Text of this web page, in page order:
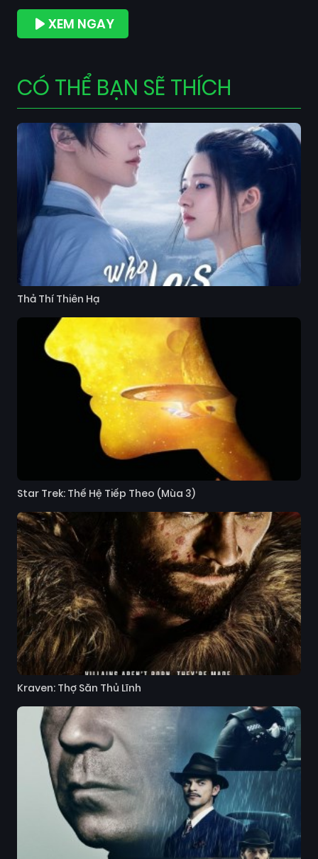
XEM NGAY
CÓ THỂ BẠN SẼ THÍCH
Thả Thí Thiên Hạ
Star Trek: Thế Hệ Tiếp Theo (Mùa 3)
Kraven: Thợ Săn Thủ Lĩnh